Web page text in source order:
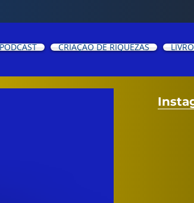
PODCAST CRIAÇÃO DE RIQUEZAS